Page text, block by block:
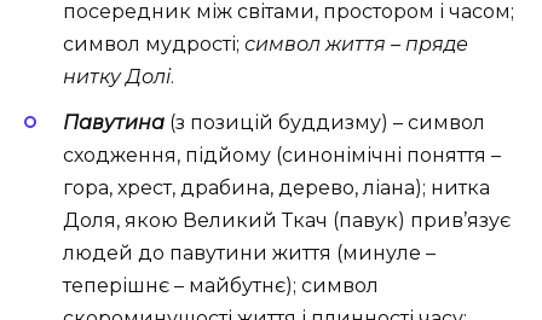
посередник між світами, простором і часом;
символ мудрості; символ життя – пряде
нитку Долі.
Павутина (з позицій буддизму) – символ
сходження, підйому (синонімічні поняття –
гора, хрест, драбина, дерево, ліана); нитка
Доля, якою Великий Ткач (павук) прив’язує
людей до павутини життя (минуле –
теперішнє – майбутнє); символ